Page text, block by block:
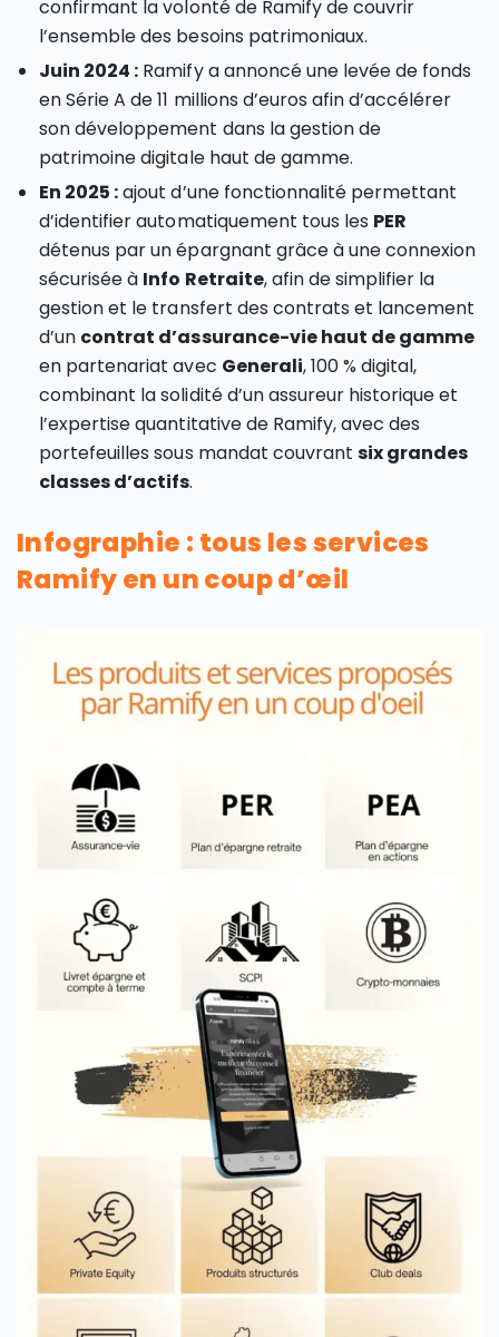
confirmant la volonté de Ramify de couvrir
l’ensemble des besoins patrimoniaux.
Juin 2024 : Ramify a annoncé une levée de fonds
en Série A de 11 millions d’euros afin d’accélérer
son développement dans la gestion de
patrimoine digitale haut de gamme.
En 2025 :ajout d’une fonctionnalité permettant
d’identifier automatiquement tous les PER
détenus par un épargnant grâce à une connexion
sécurisée à Info Retraite, afin de simplifier la
gestion et le transfert des contrats et lancement
d’un contrat d’assurance-vie haut de gamme
en partenariat avec Generali, 100 % digital,
combinant la solidité d’un assureur historique et
l’expertise quantitative de Ramify, avec des
portefeuilles sous mandat couvrantsix grandes
classes d’actifs.
Infographie : tous les services
Ramify en un coup d’œil